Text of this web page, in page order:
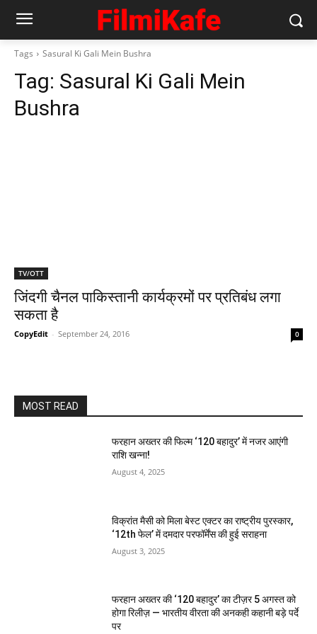
Tags Sasural Ki Gali Mein Bushra
Tag: Sasural Ki Gali Mein
Bushra
TV/OTT
जिंदगी चैनल पाकिस्तानी कार्यक्रमों पर प्रतिबंध लगा
सकता है
CopyEdit - September 24, 2016 0
MOST READ
फरहान अख्तर की फिल्म ‘120 बहादुर’ में नजर आएंगी
राशि खन्ना!
August 4, 2025
विक्रांत मैसी को मिला बेस्ट एक्टर का राष्ट्रीय पुरस्कार,
‘12th फेल’ में दमदार परफॉर्मेंस की हुई सराहना
August 3, 2025
फरहान अख्तर की ‘120 बहादुर’ का टीज़र 5 अगस्त को
होगा रिलीज़ — भारतीय वीरता की अनकही कहानी बड़े पर्दे
पर